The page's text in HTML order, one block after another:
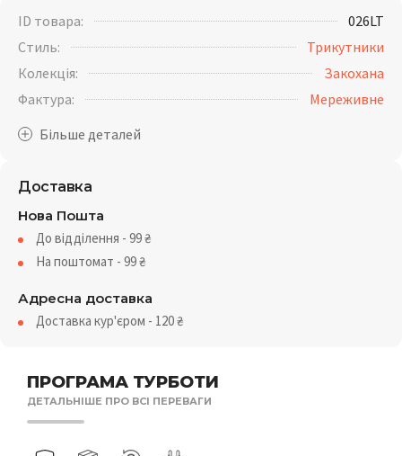
ПРОГРАМА ТУРБОТИ
ДЕТАЛЬНІШЕ ПРО ВСІ ПЕРЕВАГИ
ID товара:
026LT
Стиль:
Трикутники
Колекція:
Закохана
Фактура:
Мереживне
Доставка
Нова Пошта
До відділення - 99₴
На поштомат - 99₴
Адресна доставка
Доставка кур'єром - 120₴